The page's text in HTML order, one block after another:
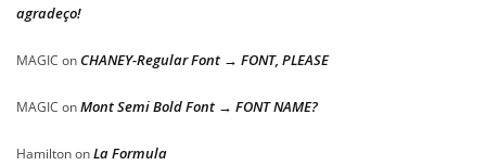
agradeço!
MAGIC on CHANEY-Regular Font → FONT, PLEASE
MAGIC onMont Semi Bold Font → FONT NAME?
HamiltononLa Formula